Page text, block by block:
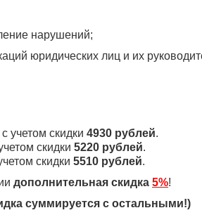
нарушений;
юридических лиц и их
учетом скидки 4930 рублей.
скидки 5220 рублей.
скидки 5510 рублей.
дополнительная скидка 5%!
суммируется с остальными!)